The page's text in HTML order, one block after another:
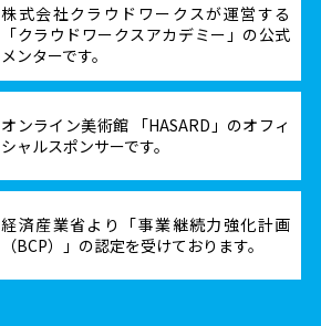
株式会社クラウドワークスが運営する
「クラウドワークスアカデミー」の公式
メンターです。
オンライン美術館 「HASARD」のオフィ
シャルスポンサーです。
経済産業省より「事業継続力強化計画
（BCP）」の認定を受けております。